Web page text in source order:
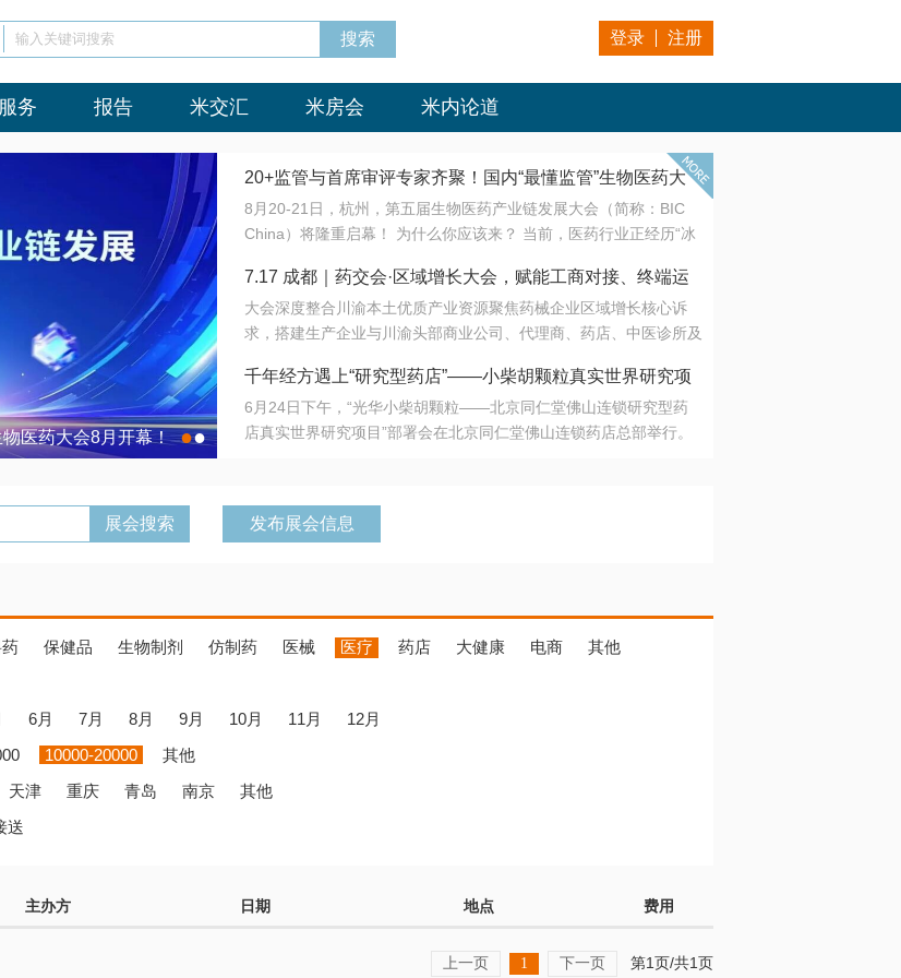
输入关键词搜索 登录 注册
务 报告 米交汇 米房会 米内论道
医药大会8月开幕！ 7.17 成都｜药交会·区域增长大会，赋能工商对接、终端运营
●●
20+监管与首席审评专家齐聚！国内“最懂监管”生物医药大
会8月开幕！
8月20-21日，杭州，第五届生物医药产业链发展大会（简称：BIC
China）将隆重启幕！ 为什么你应该来？ 当前，医药行业正经历“冰
法正重新定义研发效率；另一端是创新药“最后一公里”的支付与入院
难题，呼唤更成熟的产业生态。 同质化“内卷”已无出路，全产业链协
同与出海能力建设才是破局关键。 本届大会以 “重构生态，定义未
算力突围；从中药创新、复杂药物制剂、CGT、多肽与小核酸的技
术攻坚，到CDMO的柔性智造。 我们致力于打破壁垒，让“实验
室”与“生产线”、“研发端”与“支付端”深度对话，更让监管、产业、资
7.17 成都｜药交会·区域增长大会，赋能工商对接、终端运
营
大会深度整合川渝本土优质产业资源聚焦药械企业区域增长核心诉
求，搭建生产企业与川渝头部商业公司、代理商、药店、中医诊所及
域增量份额夯实西南市场战略布局
千年经方遇上“研究型药店”——小柴胡颗粒真实世界研究项
目在北京同仁堂佛山连锁启动
6月24日下午，“光华小柴胡颗粒——北京同仁堂佛山连锁研究型药
店真实世界研究项目”部署会在北京同仁堂佛山连锁药店总部举行。
发布展会信息
保健品 生物制剂 仿制药 医械 医疗 药店 大健康 电商
其他
6月 7月 8月 9月 10月 11月
12月
10000-20000
其他
天津 重庆 青岛 南京
其他
送
主办方 日期 地点 费用
上一页 1 下一页 第1页/共1页